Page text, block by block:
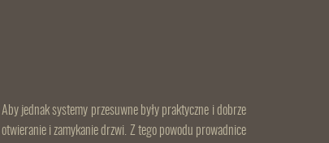
jednak systemy przesuwne były praktyczne i dobrze
i zamykanie drzwi. Z tego powodu prowadnice